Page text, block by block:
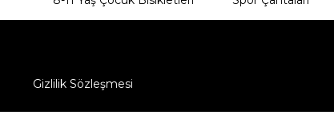
Gizlilik Sözleşmesi